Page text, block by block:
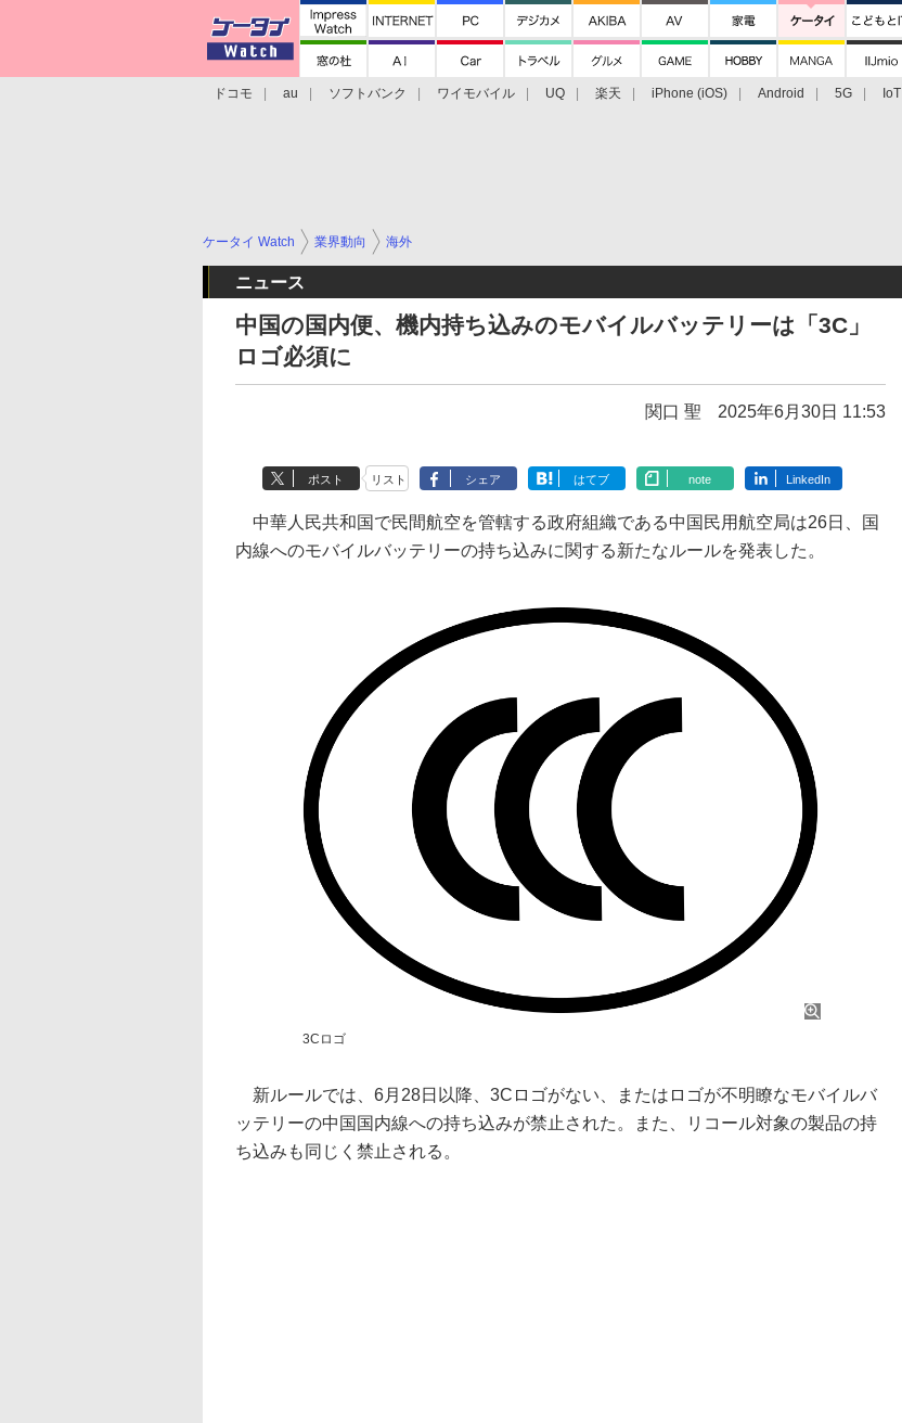
ドコモ au ソフトバンク ワイモバイル UQ 楽天 iPhone (iOS) Android 5G IoT
ケータイ Watch 業界動向 海外
ニュース
中国の国内便、機内持ち込みのモバイルバッテリーは「3C」
ロゴ必須に
関口 聖 2025年6月30日 11:53
ポスト リスト シェア はてブ note LinkedIn
中華人民共和国で民間航空を管轄する政府組織である中国民用航空局は26日、国
内線へのモバイルバッテリーの持ち込みに関する新たなルールを発表した。
3Cロゴ
新ルールでは、6月28日以降、3Cロゴがない、またはロゴが不明瞭なモバイルバ
ッテリーの中国国内線への持ち込みが禁止された。また、リコール対象の製品の持
ち込みも同じく禁止される。